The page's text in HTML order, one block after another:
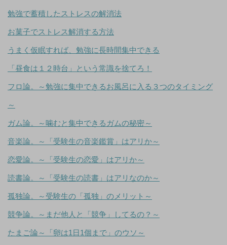
勉強で蓄積したストレスの解消法
お菓子でストレス解消する方法
うまく仮眠すれば、勉強に長時間集中できる
「昼食は１２時台」という常識を捨てろ！
フロ論。～勉強に集中できるお風呂に入る３つのタイミング
～
ガム論。～噛むと集中できるガムの秘密～
音楽論。～「受験生の音楽鑑賞」はアリか～
恋愛論。～「受験生の恋愛」はアリか～
読書論。～「受験生の読書」はアリなのか～
孤独論。～受験生の「孤独」のメリット～
競争論。～まだ他人と「競争」してるの？～
たまご論～「卵は1日1個まで」のウソ～